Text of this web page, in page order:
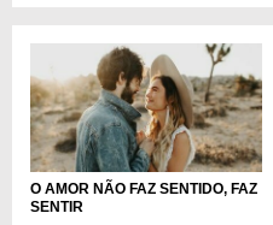
O AMOR NÃO FAZ SENTIDO, FAZ
SENTIR